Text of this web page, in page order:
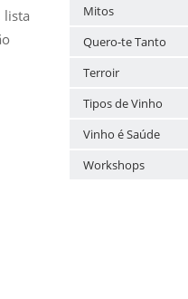
lista
Mitos
Quero-te Tanto
Terroir
Tipos de Vinho
Vinho é Saúde
Workshops